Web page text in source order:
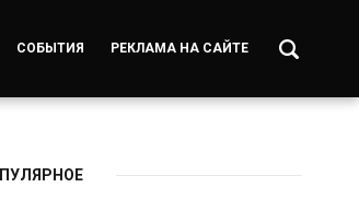
СОБЫТИЯ РЕКЛАМА НА САЙТЕ